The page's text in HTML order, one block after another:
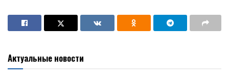
Актуальные новости